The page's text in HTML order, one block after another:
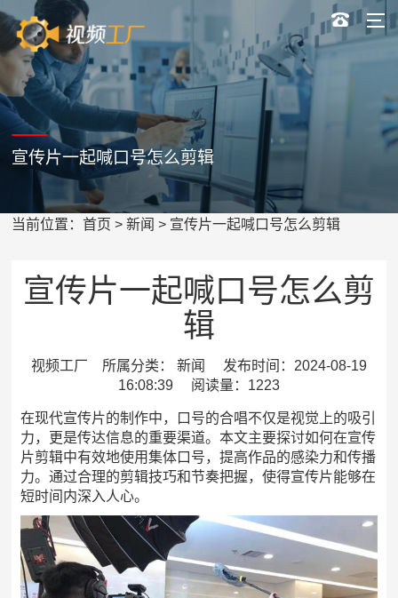
宣传片一起喊口号怎么剪辑
当前位置：首页 >新闻 > 宣传片一起喊口号怎么剪辑
宣传片一起喊口号怎么剪
辑
视频工厂 所属分类： 新闻 发布时间：2024-08-19
16:08:39 阅读量：1223
在现代宣传片的制作中，口号的合唱不仅是视觉上的吸引
力，更是传达信息的重要渠道。本文主要探讨如何在宣传
片剪辑中有效地使用集体口号，提高作品的感染力和传播
力。通过合理的剪辑技巧和节奏把握，使得宣传片能够在
短时间内深入人心。